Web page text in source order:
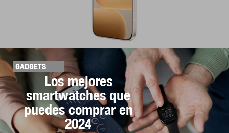
GADGETS
Los mejores
smartwatches que
puedes comprar en
2024